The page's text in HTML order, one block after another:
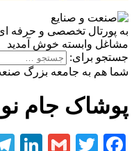
به پورتال تخصصی و حرفه ای
مشاغل وابسته خوش آمدید
جستجو برای:
شما هم به جامعه بزرگ صنعت
پوشاک جام نو
Facebook
Twitter